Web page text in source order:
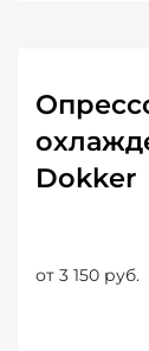
Dokker
от 3 150 руб.